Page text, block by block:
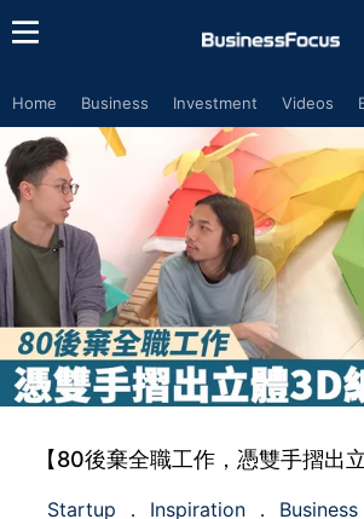
Home Business Investment Videos
【80後棄全職工作，憑雙手摺出
Startup Inspiration Business